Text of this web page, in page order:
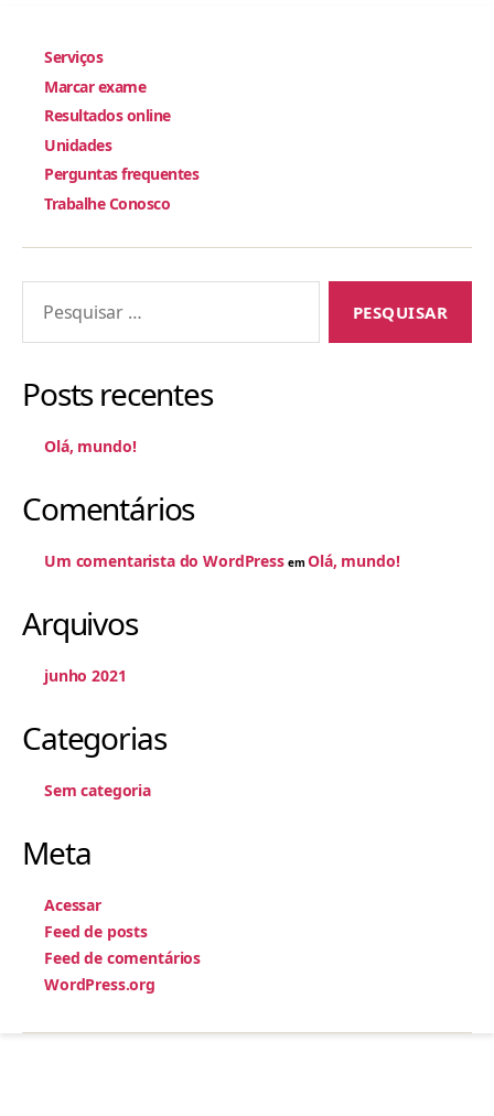
Serviços
Marcar exame
Resultados online
Unidades
Perguntas frequentes
Trabalhe Conosco
Posts recentes
Olá, mundo!
Comentários
Um comentarista do WordPressemOlá, mundo!
Arquivos
junho 2021
Categorias
Sem categoria
Meta
Acessar
Feed de posts
Feed de comentários
WordPress.org